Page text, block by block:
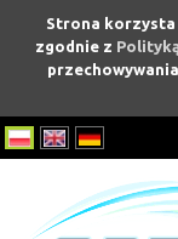
Strona korzysta
zgodnie z